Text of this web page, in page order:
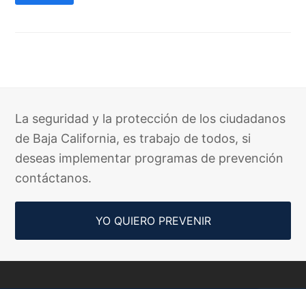
La seguridad y la protección de los ciudadanos
de Baja California, es trabajo de todos, si
deseas implementar programas de prevención
contáctanos.
YO QUIERO PREVENIR